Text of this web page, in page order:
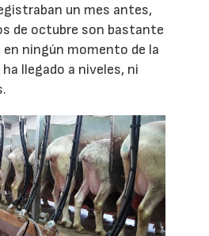
un mes antes,
de octubre son bastante
en ningún momento de la
llegado a niveles, ni